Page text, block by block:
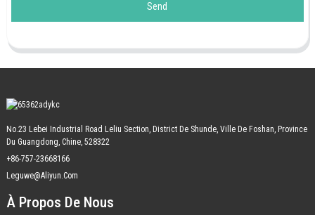
Send
No.23 Lebei Industrial Road Leliu Section, District De Shunde, Ville De Foshan, Province
Du Guangdong, Chine, 528322
+86-757-23668166
Leguwe@aliyun.com
À Propos De Nous